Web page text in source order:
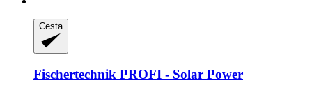
Cesta
Fischertechnik PROFI -​ Solar Power